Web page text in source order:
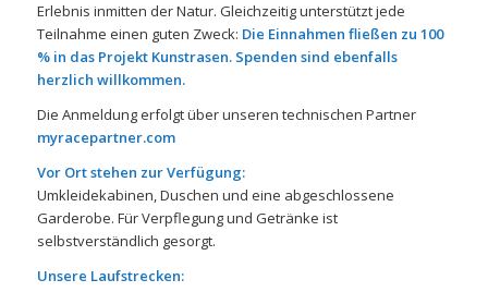
Erlebnis inmitten der Natur. Gleichzeitig unterstützt jede
Teilnahme einen guten Zweck: Die Einnahmen fließen zu 100
% in das Projekt Kunstrasen. Spenden sind ebenfalls
herzlich willkommen.
Die Anmeldung erfolgt über unseren technischen Partner
myracepartner.com
Vor Ort stehen zur Verfügung:
Umkleidekabinen, Duschen und eine abgeschlossene
Garderobe. Für Verpflegung und Getränke ist
selbstverständlich gesorgt.
Unsere Laufstrecken: